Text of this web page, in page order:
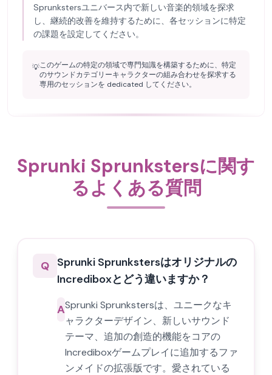
Sprunkstersユニバース内で新しい音楽的領域を探求
し、継続的改善を維持するために、各セッションに特定
の課題を設定してください。
💡このゲームの特定の領域で専門知識を構築するために、特定
のサウンドカテゴリーキャラクターの組み合わせを探求する
専用のセッションを dedicated してください。
Sprunki Sprunkstersに関す
るよくある質問
Q Sprunki Sprunkstersはオリジナルの
Incrediboxとどう違いますか？
ASprunki Sprunkstersは、ユニークなキ
ャラクターデザイン、新しいサウンド
テーマ、追加の創造的機能をコアの
Incrediboxゲームプレイに追加するファ
ンメイドの拡張版です。愛されている